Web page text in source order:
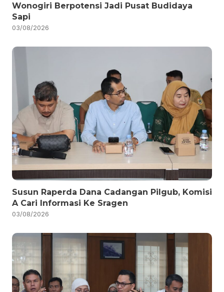
Wonogiri Berpotensi Jadi Pusat Budidaya
Sapi
03/08/2026
Susun Raperda Dana Cadangan Pilgub, Komisi
A Cari Informasi Ke Sragen
03/08/2026